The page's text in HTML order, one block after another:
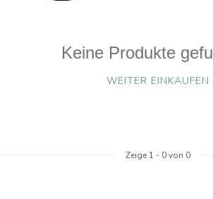
Keine Produkte
WEITER EINKAUFEN
Zeige 1 - 0von 0